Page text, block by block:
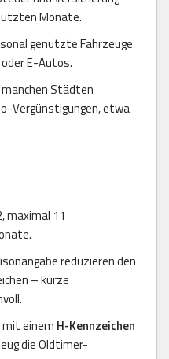
Monate.
genutzte Fahrzeuge
E-Autos.
manchen Städten
Vergünstigungen, etwa
maximal 11
reduzieren den
– kurze
mit einem H-Kennzeichen
die Oldtimer-